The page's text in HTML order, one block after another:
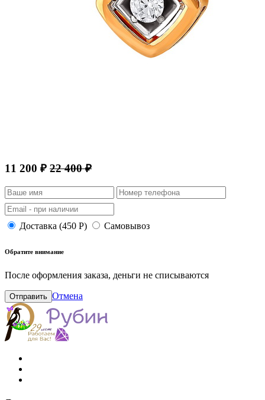
11 200 ₽ 22 400 ₽
Доставка (450 Р) Самовывоз
Обратите внимание
После оформления заказа, деньги не списываются
Отправить Отмена